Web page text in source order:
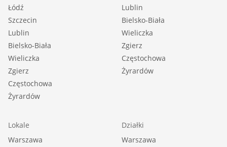
Łódź
Szczecin
Lublin
Bielsko-Biała
Wieliczka
Zgierz
Częstochowa
Żyrardów
Lublin
Bielsko-Biała
Wieliczka
Zgierz
Częstochowa
Żyrardów
Lokale
Warszawa
Działki
Warszawa